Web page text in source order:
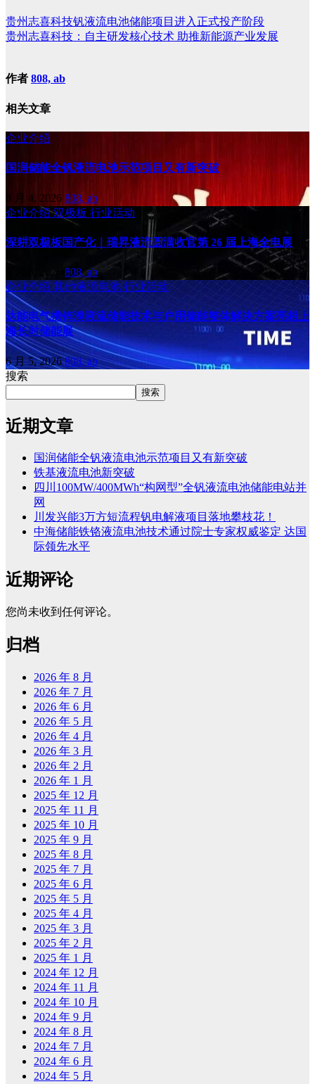
贵州志喜科技钒液流电池储能项目进入正式投产阶段
贵州志喜科技：自主研发核心技术 助推新能源产业发展
作者 808, ab
相关文章
企业介绍
国润储能全钒液流电池示范项目又有新突破
8 月 4, 2026 808, ab
企业介绍双极板 行业活动
深耕双极板国产化｜瑞昇液流圆满收官第 26 届上海全电展
6 月 6, 2026 808, ab
企业介绍 其他液流电池 行业活动
达能电气携锌溴液流储能技术与户用储能整体解决方案亮相上
海长时储能展
6 月 5, 2026808, ab
搜索
搜索
近期文章
国润储能全钒液流电池示范项目又有新突破
铁基液流电池新突破
四川100MW/400MWh“构网型”全钒液流电池储能电站并
网
川发兴能3万方短流程钒电解液项目落地攀枝花！
中海储能铁铬液流电池技术通过院士专家权威鉴定 达国
际领先水平
近期评论
您尚未收到任何评论。
归档
2026 年 8 月
2026 年 7 月
2026 年 6 月
2026 年 5 月
2026 年 4 月
2026 年 3 月
2026 年 2 月
2026 年 1 月
2025 年 12 月
2025 年 11 月
2025 年 10 月
2025 年 9 月
2025 年 8 月
2025 年 7 月
2025 年 6 月
2025 年 5 月
2025 年 4 月
2025 年 3 月
2025 年 2 月
2025 年 1 月
2024 年 12 月
2024 年 11 月
2024 年 10 月
2024 年 9 月
2024 年 8 月
2024 年 7 月
2024 年 6 月
2024 年 5 月